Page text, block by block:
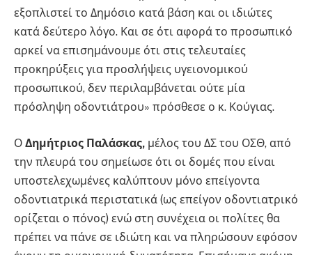
εξοπλιστεί το Δημόσιο κατά βάση και οι ιδιώτες
κατά δεύτερο λόγο. Και σε ότι αφορά το προσωπικό
αρκεί να επισημάνουμε ότι στις τελευταίες
προκηρύξεις για προσλήψεις υγειονομικού
προσωπικού, δεν περιλαμβάνεται ούτε μία
πρόσληψη οδοντιάτρου» πρόσθεσε ο κ. Κούγιας.
Ο Δημήτριος Παλάσκας, μέλος του ΔΣ του ΟΣΘ, από
την πλευρά του σημείωσε ότι οι δομές που είναι
υποστελεχωμένες καλύπτουν μόνο επείγοντα
οδοντιατρικά περιστατικά (ως επείγον οδοντιατρικό
ορίζεται ο πόνος) ενώ στη συνέχεια οι πολίτες θα
πρέπει να πάνε σε ιδιώτη και να πληρώσουν εφόσον